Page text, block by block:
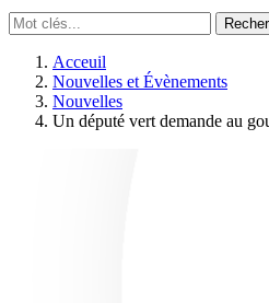
Acceuil
Nouvelles et Évènements
Nouvelles
Un député vert demande au